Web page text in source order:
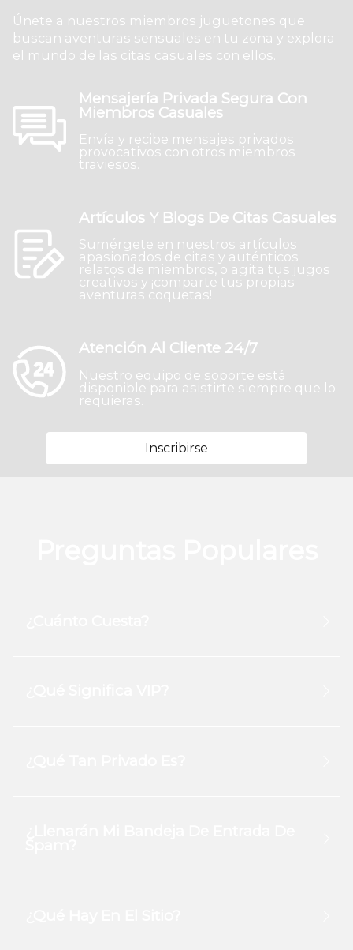
Únete a nuestros miembros juguetones que
buscan aventuras sensuales en tu zona y explora
el mundo de las citas casuales con ellos.
Mensajería Privada Segura Con
Miembros Casuales
Envía y recibe mensajes privados
provocativos con otros miembros
traviesos.
Artículos Y Blogs De Citas Casuales
Sumérgete en nuestros artículos
apasionados de citas y auténticos
relatos de miembros, o agita tus jugos
creativos y ¡comparte tus propias
aventuras coquetas!
Atención Al Cliente 24/7
Nuestro equipo de soporte está
disponible para asistirte siempre que lo
requieras.
Inscribirse